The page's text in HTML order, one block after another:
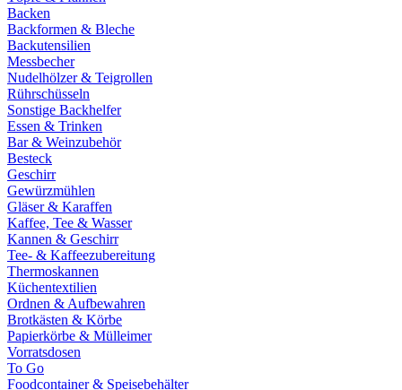
Backen
Backformen & Bleche
Backutensilien
Messbecher
Nudelhölzer & Teigrollen
Rührschüsseln
Sonstige Backhelfer
Essen & Trinken
Bar & Weinzubehör
Besteck
Geschirr
Gewürzmühlen
Gläser & Karaffen
Kaffee, Tee & Wasser
Kannen & Geschirr
Tee- & Kaffeezubereitung
Thermoskannen
Küchentextilien
Ordnen & Aufbewahren
Brotkästen & Körbe
Papierkörbe & Mülleimer
Vorratsdosen
To Go
Foodcontainer & Speisebehälter